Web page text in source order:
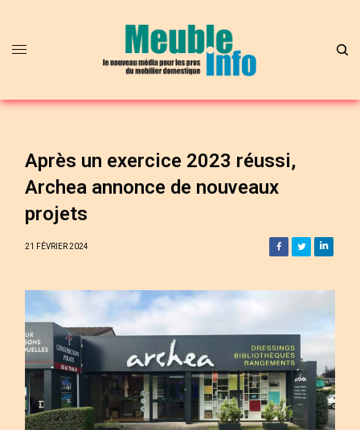
Après un exercice 2023 réussi,
Archea annonce de nouveaux
projets
21 FÉVRIER 2024